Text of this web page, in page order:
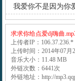
我爱你不是因为你
求求你给点爱dj嗨曲
上传者IP：106.37.236.*
上传时间：2014年07月
音乐大小：11.48 MB
外链次数：6441次
外链地址：http://